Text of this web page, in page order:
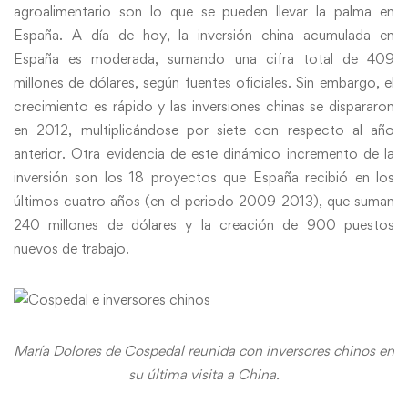
agroalimentario son lo que se pueden llevar la palma en
España. A día de hoy, la inversión china acumulada en
España es moderada, sumando una cifra total de 409
millones de dólares, según fuentes oficiales. Sin embargo, el
crecimiento es rápido y las inversiones chinas se dispararon
en 2012, multiplicándose por siete con respecto al año
anterior. Otra evidencia de este dinámico incremento de la
inversión son los 18 proyectos que España recibió en los
últimos cuatro años (en el periodo 2009-2013), que suman
240 millones de dólares y la creación de 900 puestos
nuevos de trabajo.
María Dolores de Cospedal reunida con inversores chinos en
su última visita a China.